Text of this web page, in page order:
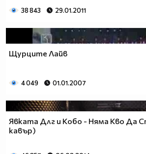
38 843 29.01.2011
Щурците Лайв
4 049 01.01.2007
Явката Длг и Кобо - Няма Кво Да
кавър)